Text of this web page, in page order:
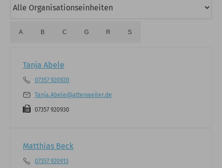
A B C G R S
Tanja Abele
07357 920920
Tanja.Abele@attenweiler.de
07357 920930
Matthias Beck
07357 920913